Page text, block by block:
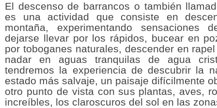
El descenso de barrancos o también
es una actividad que consiste en
montaña, experimentando sensaciones
dejarse llevar por los rápidos, bucear en
por toboganes naturales, descender en
nadar en aguas tranquilas de agua
tendremos la experiencia de descubrir la
estado más salvaje, un paisaje difícilmente
otro punto de vista con sus plantas, aves,
increíbles, los claroscuros del sol en las